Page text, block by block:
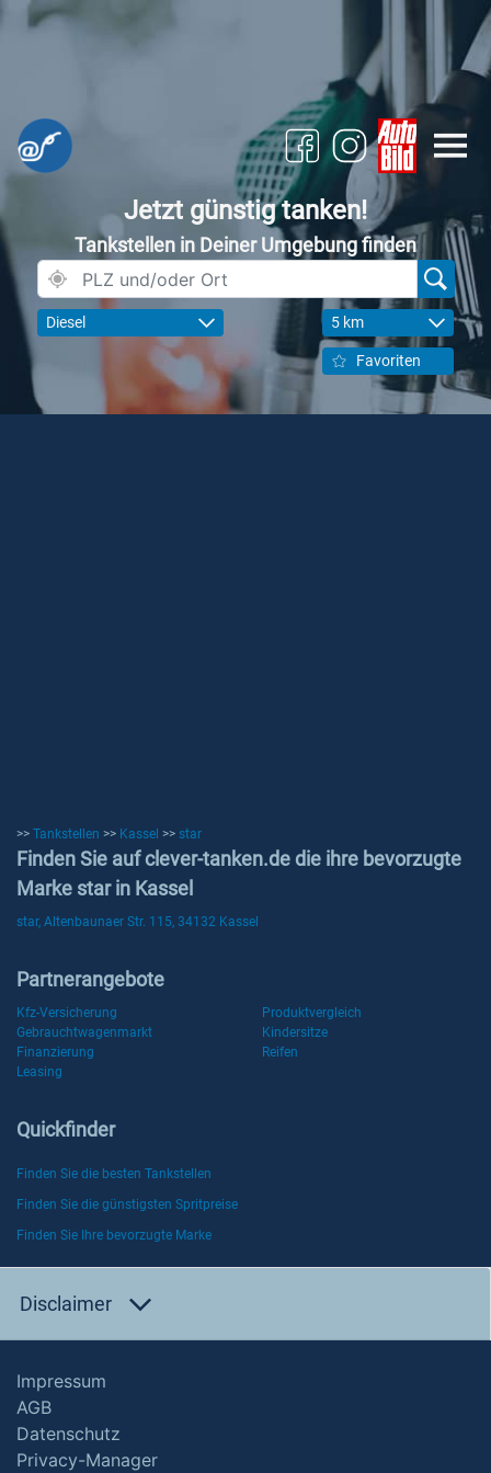
Jetzt günstig tanken!
Tankstellen in Deiner Umgebung finden
Diesel 5 km
Favoriten
>> Tankstellen >> Kassel >> star
Finden Sie auf clever-tanken.de die ihre bevorzugte
Marke star in Kassel
star, Altenbaunaer Str. 115, 34132 Kassel
Partnerangebote
Kfz-Versicherung
Produktvergleich
Gebrauchtwagenmarkt
Kindersitze
Finanzierung
Reifen
Leasing
Quickfinder
Finden Sie die besten Tankstellen
Finden Sie die günstigsten Spritpreise
Finden Sie Ihre bevorzugte Marke
Disclaimer
Impressum
AGB
Datenschutz
Privacy-Manager